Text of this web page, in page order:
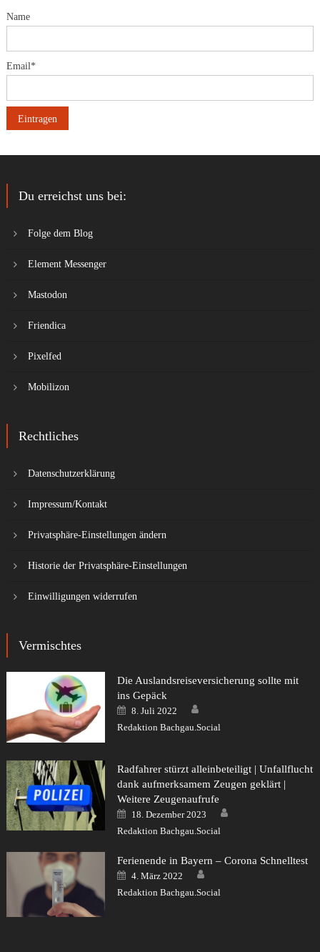
Name
Email*
Du erreichst uns bei:
Folge dem Blog
Element Messenger
Mastodon
Friendica
Pixelfed
Mobilizon
Rechtliches
Datenschutzerklärung
Impressum/Kontakt
Privatsphäre-Einstellungen ändern
Historie der Privatsphäre-Einstellungen
Einwilligungen widerrufen
Vermischtes
Die Auslandsreiseversicherung sollte mit
ins Gepäck
Posted
on
8. Juli 2022
Redaktion Bachgau.Social
Radfahrer stürzt alleinbeteiligt | Unfallflucht
dank aufmerksamem Zeugen geklärt |
Weitere Zeugenaufrufe
Posted
on
18. Dezember 2023
Redaktion Bachgau.Social
Ferienende in Bayern – Corona Schnelltest
Posted
on
4. März 2022
Redaktion Bachgau.Social